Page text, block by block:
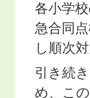
各小学
急合同
し順次
引き続
め、こ